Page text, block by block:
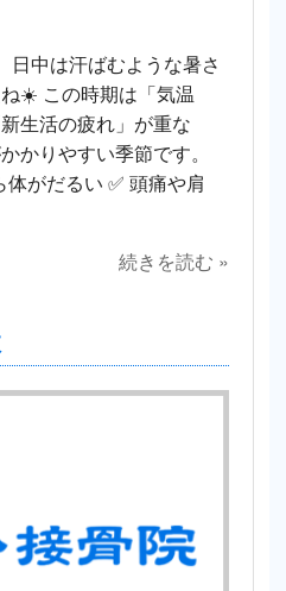
日中は汗ばむような暑さ
☀️ この時期は「気温
生活の疲れ」が重な
かりやすい季節です。
がだるい ✅ 頭痛や肩
続きを読む »